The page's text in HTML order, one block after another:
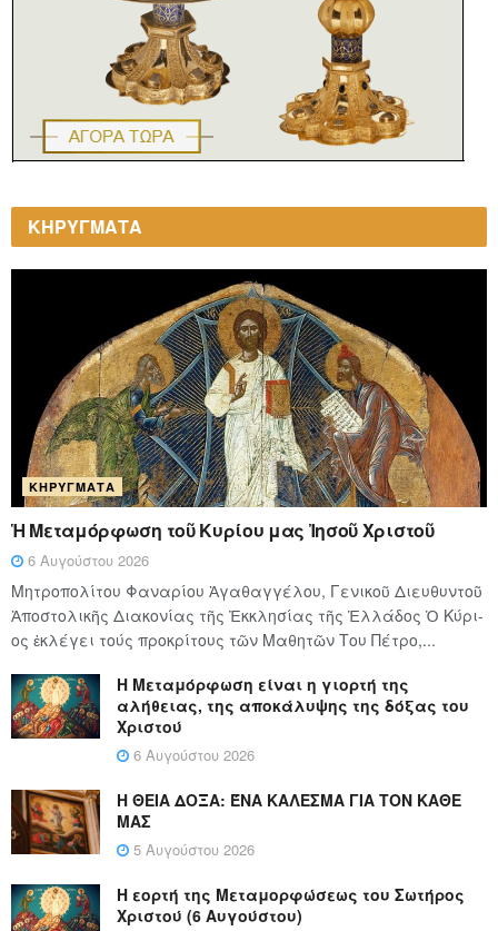
ΚΗΡΥΓΜΑΤΑ
ΚΗΡΎΓΜΑΤΑ
Ἡ Μεταμόρφωση τοῦ Κυρίου μας Ἰησοῦ Χριστοῦ
6 Αυγούστου 2026
Μητροπολίτου Φαναρίου Ἀγαθαγγέλου, Γενικοῦ Διευθυντοῦ
Ἀποστολικῆς Διακονίας τῆς Ἐκκλησίας τῆς Ἑλλάδος Ὁ Κύ­ρι­
ος ἐκλέγει τούς προ­κρί­τους τῶν Μα­θη­τῶν Του Πέ­τρο,...
Η Μεταμόρφωση είναι η γιορτή της
αλήθειας, της αποκάλυψης της δόξας του
Χριστού
6 Αυγούστου 2026
Η ΘΕΙΑ ΔΟΞΑ: ΈΝΑ ΚΑΛΕΣΜΑ ΓΙΑ ΤΟΝ ΚΑΘΕ
ΜΑΣ
5 Αυγούστου 2026
Η εορτή της Μεταμορφώσεως του Σωτήρος
Χριστού (6 Αυγούστου)